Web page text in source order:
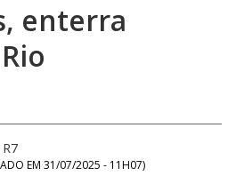
enterra
EM 31/07/2025 - 11H07)